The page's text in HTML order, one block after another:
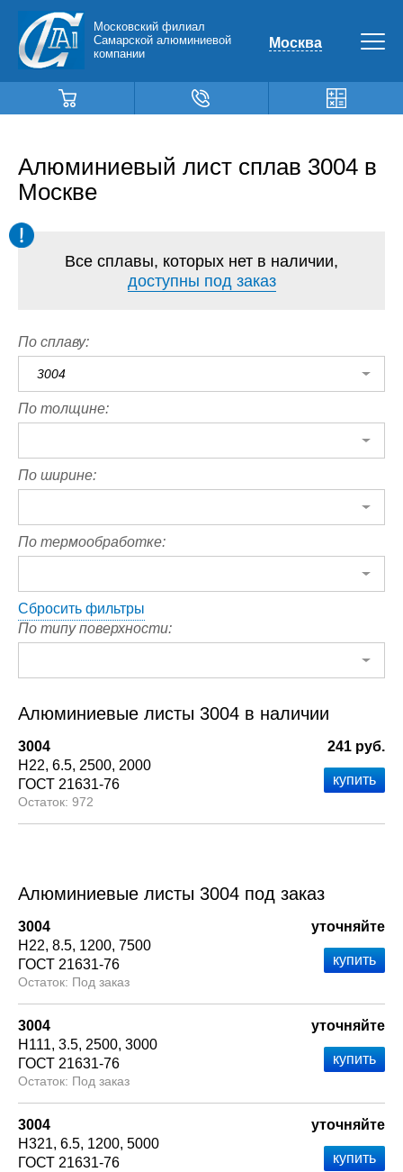
Московский филиал
Самарской алюминиевой
компании
Москва
Алюминиевый лист сплав 3004 в
Москве
Все сплавы, которых нет в наличии,
доступны под заказ
По сплаву:
3004
По толщине:
По ширине:
По термообработке:
Сбросить фильтры
По типу поверхности:
Алюминиевые листы 3004 в наличии
3004
Н22 6.5 2500 2000
ГОСТ 21631-76
972
241 руб.
Алюминиевые листы 3004 под заказ
3004
Н22 8.5 1200 7500
ГОСТ 21631-76
Под заказ
уточняйте
3004
Н111 3.5 2500 3000
ГОСТ 21631-76
Под заказ
уточняйте
3004
Н321 6.5 1200 5000
ГОСТ 21631-76
уточняйте